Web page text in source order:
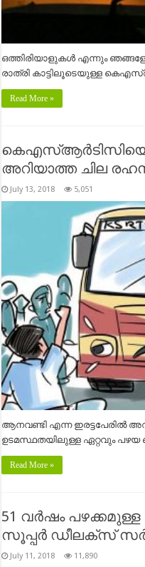
ഒത്തിരിയാളുകൾ എന്നും
രാത്രി കാട്ടിലൂടെയുള്ള
Read More »
അറിയാത്ത ചില
July 13, 2018 5,051
ആനവണ്ടി എന്ന ഇരട്ടപേരിൽ
ഉടമസ്ഥതയിലുള്ള ഏറ്റവും
Read More »
51 വർഷം
സൂപ്പർ ഡീലക്സ്
July 11, 2018 11,890